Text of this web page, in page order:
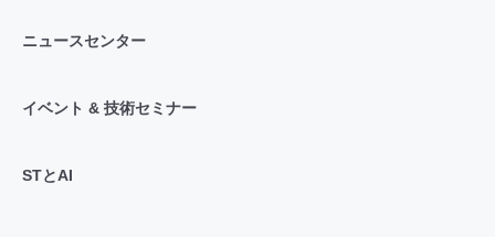
ニュースセンター
イベント & 技術セミナー
STとAI